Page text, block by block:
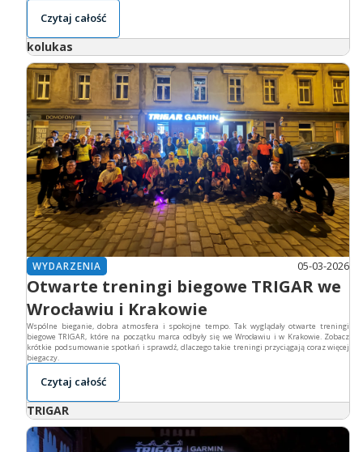
Czytaj całość
kolukas
WYDARZENIA 05-03-2026
Otwarte treningi biegowe TRIGAR we
Wrocławiu i Krakowie
Wspólne bieganie, dobra atmosfera i spokojne tempo. Tak wyglądały otwarte treningi
biegowe TRIGAR, które na początku marca odbyły się we Wrocławiu i w Krakowie. Zobacz
krótkie podsumowanie spotkań i sprawdź, dlaczego takie treningi przyciągają coraz więcej
biegaczy.
Czytaj całość
TRIGAR